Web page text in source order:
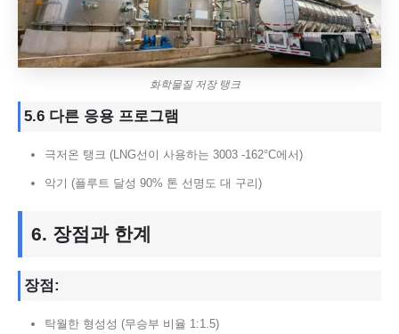
화학물질 저장 탱크
5.6 다른 응용 프로그램
극저온 탱크 (LNG선이 사용하는 3003 -162°C에서)
악기 (플루트 달성 90% 톤 선명도 대 구리)
6. 장점과 한계
장점:
탁월한 형성성 (무승부 비율 1:1.5)